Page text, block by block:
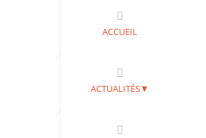
ACCUEIL
ACTUALITÉS▼